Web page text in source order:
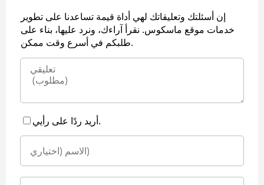
إن أسئلتك وتعليقاتك لهي أداة قيمة تساعدنا على تطوير
خدمات موقع ماسكوس. نقرأ آراءك، ونرد عليها، بناء على
طلبكم في أسرع وقت ممكن.
أريد ردًا على رأيي.